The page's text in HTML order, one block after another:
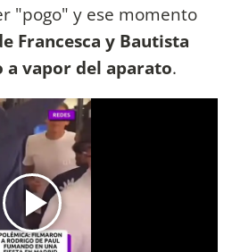
"pogo" y ese momento
Francesca y Bautista
vapor del aparato.